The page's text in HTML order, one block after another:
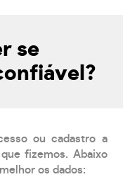
se
ou cadastro a
fizemos. Abaixo
os dados: